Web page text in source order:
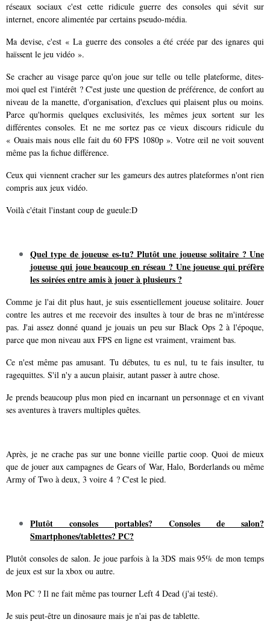
réseaux sociaux c'est cette ridicule guerre des consoles qui sévit sur
internet, encore alimentée par certains pseudo-média.
Ma devise, c'est « La guerre des consoles a été créée par des ignares qui
haïssent le jeu vidéo ».
Se cracher au visage parce qu'on joue sur telle ou telle plateforme, dites-
moi quel est l'intérêt ? C'est juste une question de préférence, de confort au
niveau de la manette, d'organisation, d'exclues qui plaisent plus ou moins.
Parce qu'hormis quelques exclusivités, les mêmes jeux sortent sur les
différentes consoles. Et ne me sortez pas ce vieux discours ridicule du
« Ouais mais nous elle fait du 60 FPS 1080p ». Votre œil ne voit souvent
même pas la fichue différence.
Ceux qui viennent cracher sur les gameurs des autres plateformes n'ont rien
compris aux jeux vidéo.
Voilà c'était l'instant coup de gueule:D
Quel type de joueuse es-tu? Plutôt une joueuse solitaire ? Une
joueuse qui joue beaucoup en réseau ? Une joueuse qui préfère
les soirées entre amis à jouer à plusieurs ?
Comme je l'ai dit plus haut, je suis essentiellement joueuse solitaire. Jouer
contre les autres et me recevoir des insultes à tour de bras ne m'intéresse
pas. J'ai assez donné quand je jouais un peu sur Black Ops 2 à l'époque,
parce que mon niveau aux FPS en ligne est vraiment, vraiment bas.
Ce n'est même pas amusant. Tu débutes, tu es nul, tu te fais insulter, tu
ragequittes. S'il n'y a aucun plaisir, autant passer à autre chose.
Je prends beaucoup plus mon pied en incarnant un personnage et en vivant
ses aventures à travers multiples quêtes.
Après, je ne crache pas sur une bonne vieille partie coop. Quoi de mieux
que de jouer aux campagnes de Gears of War, Halo, Borderlands ou même
Army of Two à deux, 3 voire 4 ? C'est le pied.
Plutôt consoles portables? Consoles de salon?
Smartphones/tablettes? PC?
Plutôt consoles de salon. Je joue parfois à la 3DS mais 95% de mon temps
de jeux est sur la xbox ou autre.
Mon PC ? Il ne fait même pas tourner Left 4 Dead (j'ai testé).
Je suis peut-être un dinosaure mais je n'ai pas de tablette.